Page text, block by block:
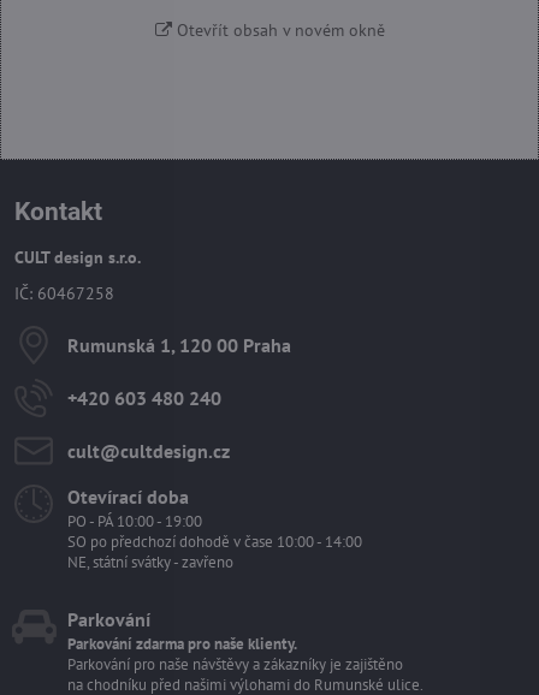
Otevřít obsah v novém okně
Kontakt
CULT design s.r.o.
IČ: 60467258
Rumunská 1, 120 00 Praha
+420 603 480 240
cult​@cultdesign​.cz
Otevírací doba
PO - PÁ 10:00 - 19:00
SO po předchozí dohodě v čase 10:00 - 14:00
NE, státní svátky - zavřeno
Parkování
Parkování zdarma pro naše klienty.
Parkování pro naše návštěvy a zákazníky je zajištěno
na chodníku před našimi výlohami do Rumunské ulice.